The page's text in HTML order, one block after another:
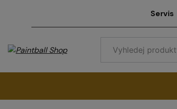
Servis